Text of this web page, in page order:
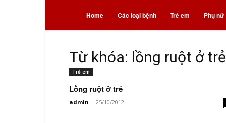
Bệnh
thuốc
Home Các loại bệnh Trẻ em Phụ nữ
Từ khóa: lồng ruột ở trẻ
Trẻ em
Lồng ruột ở trẻ
admin - 25/10/2012